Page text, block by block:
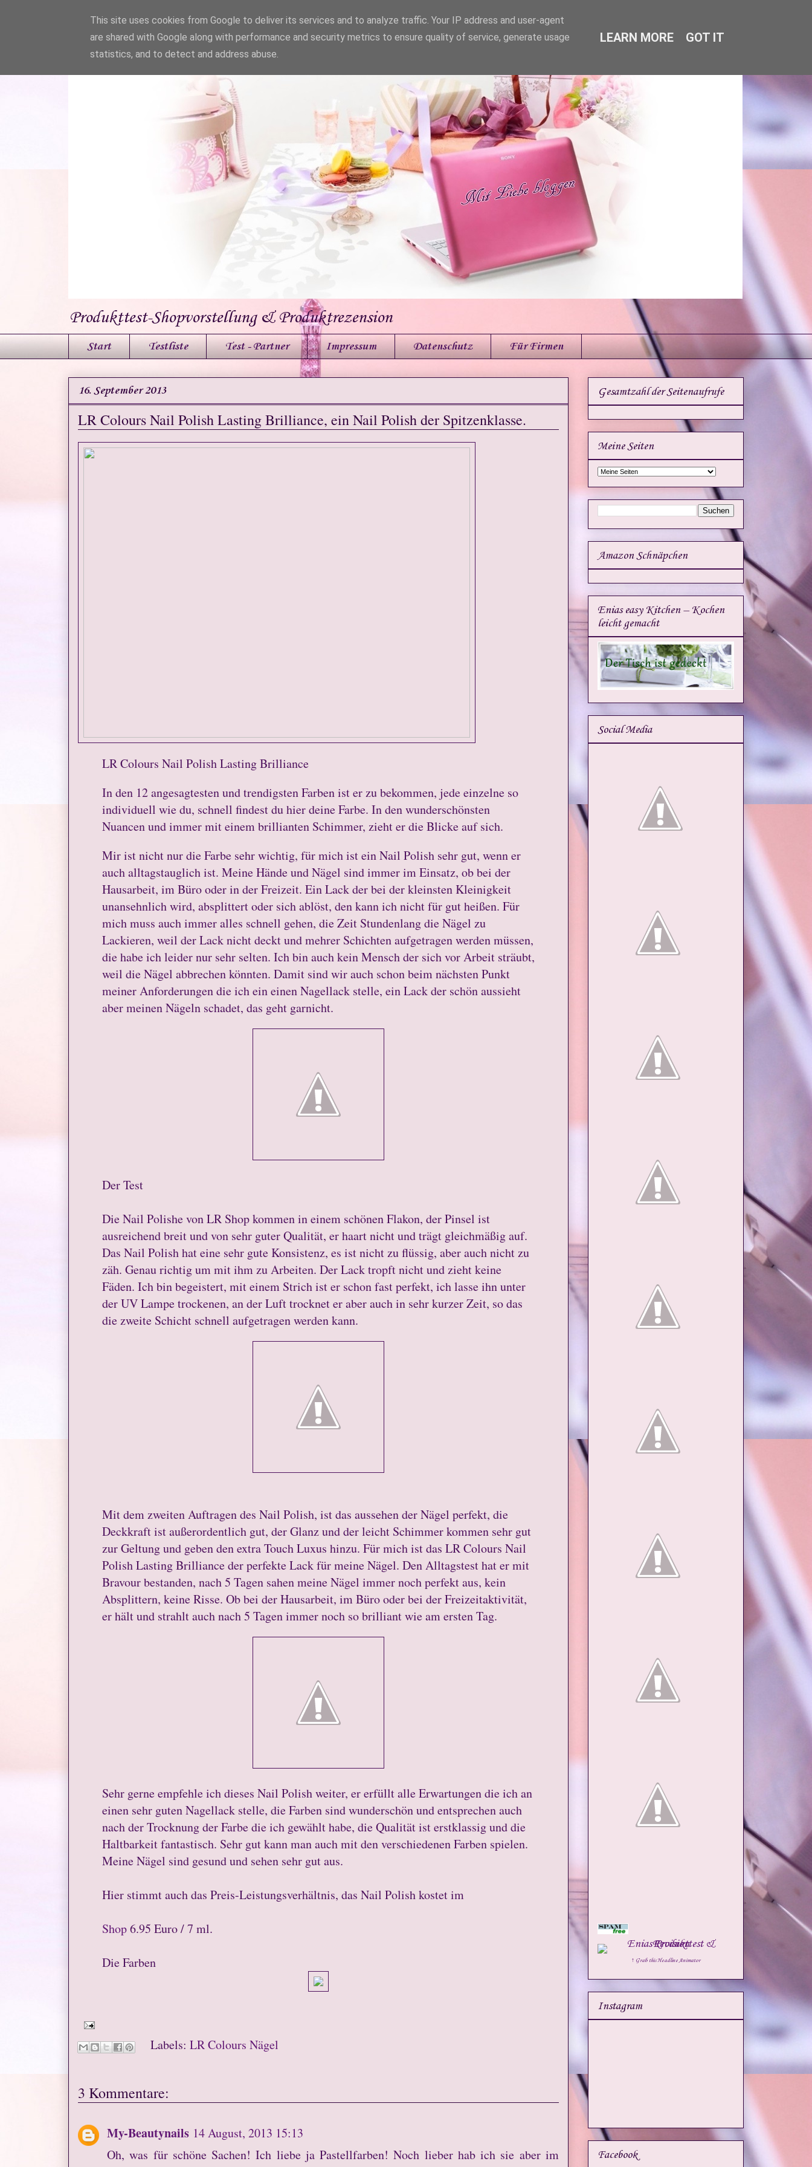
Produkttest-Shopvorstellung & Produktrezension
Start Testliste Test - Partner Impressum Datenschutz Für Firmen
16. September 2013
LR Colours Nail Polish Lasting Brilliance, ein Nail Polish der Spitzenklasse.
LR Colours Nail Polish Lasting Brilliance
In den 12 angesagtesten und trendigsten Farben ist er zu bekommen, jede einzelne so
individuell wie du, schnell findest du hier deine Farbe. In den wunderschönsten
Nuancen und immer mit einem brillianten Schimmer, zieht er die Blicke auf sich.
Mir ist nicht nur die Farbe sehr wichtig, für mich ist ein Nail Polish sehr gut, wenn er
auch alltagstauglich ist. Meine Hände und Nägel sind immer im Einsatz, ob bei der
Hausarbeit, im Büro oder in der Freizeit. Ein Lack der bei der kleinsten Kleinigkeit
unansehnlich wird, absplittert oder sich ablöst, den kann ich nicht für gut heißen. Für
mich muss auch immer alles schnell gehen, die Zeit Stundenlang die Nägel zu
Lackieren, weil der Lack nicht deckt und mehrer Schichten aufgetragen werden müssen,
die habe ich leider nur sehr selten. Ich bin auch kein Mensch der sich vor Arbeit sträubt,
weil die Nägel abbrechen könnten. Damit sind wir auch schon beim nächsten Punkt
meiner Anforderungen die ich ein einen Nagellack stelle, ein Lack der schön aussieht
aber meinen Nägeln schadet, das geht garnicht.
Der Test
Die Nail Polishe von LR Shop kommen in einem schönen Flakon, der Pinsel ist
ausreichend breit und von sehr guter Qualität, er haart nicht und trägt gleichmäßig auf.
Das Nail Polish hat eine sehr gute Konsistenz, es ist nicht zu flüssig, aber auch nicht zu
zäh. Genau richtig um mit ihm zu Arbeiten. Der Lack tropft nicht und zieht keine
Fäden. Ich bin begeistert, mit einem Strich ist er schon fast perfekt, ich lasse ihn unter
der UV Lampe trockenen, an der Luft trocknet er aber auch in sehr kurzer Zeit, so das
die zweite Schicht schnell aufgetragen werden kann.
Mit dem zweiten Auftragen des Nail Polish, ist das aussehen der Nägel perfekt, die
Deckkraft ist außerordentlich gut, der Glanz und der leicht Schimmer kommen sehr gut
zur Geltung und geben den extra Touch Luxus hinzu. Für mich ist das LR Colours Nail
Polish Lasting Brilliance der perfekte Lack für meine Nägel. Den Alltagstest hat er mit
Bravour bestanden, nach 5 Tagen sahen meine Nägel immer noch perfekt aus, kein
Absplittern, keine Risse. Ob bei der Hausarbeit, im Büro oder bei der Freizeitaktivität,
er hält und strahlt auch nach 5 Tagen immer noch so brilliant wie am ersten Tag.
Sehr gerne empfehle ich dieses Nail Polish weiter, er erfüllt alle Erwartungen die ich an
einen sehr guten Nagellack stelle, die Farben sind wunderschön und entsprechen auch
nach der Trocknung der Farbe die ich gewählt habe, die Qualität ist erstklassig und die
Haltbarkeit fantastisch. Sehr gut kann man auch mit den verschiedenen Farben spielen.
Meine Nägel sind gesund und sehen sehr gut aus.
Hier stimmt auch das Preis-Leistungsverhältnis, das Nail Polish kostet im
Shop6.95 Euro / 7 ml.
Die Farben
Labels: LR Colours Nägel
3 Kommentare:
My-Beautynails 14 August, 2013 15:13
Oh, was für schöne Sachen! Ich liebe ja Pastellfarben! Noch lieber hab ich sie aber im
Gesamtzahl der Seitenaufrufe
Meine Seiten
Amazon Schnäpchen
Enias easy Kitchen – Kochen
leicht gemacht
Social Media
↑ Grab this Headline Animator
Instagram
Facebook
This site uses cookies from Google to deliver its services and to analyze traffic. Your IP address and user-agent
are shared with Google along with performance and security metrics to ensure quality of service, generate usage
statistics, and to detect and address abuse.
LEARN MORE GOT IT